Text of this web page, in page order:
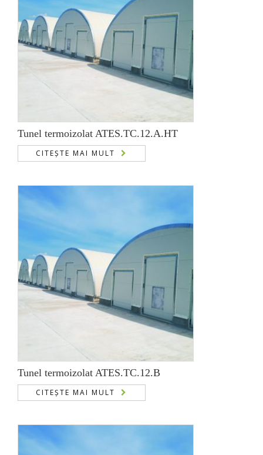
Tunel termoizolat ATES.TC.12.A.HT
CITEȘTE MAI MULT
Tunel termoizolat ATES.TC.12.B
CITEȘTE MAI MULT